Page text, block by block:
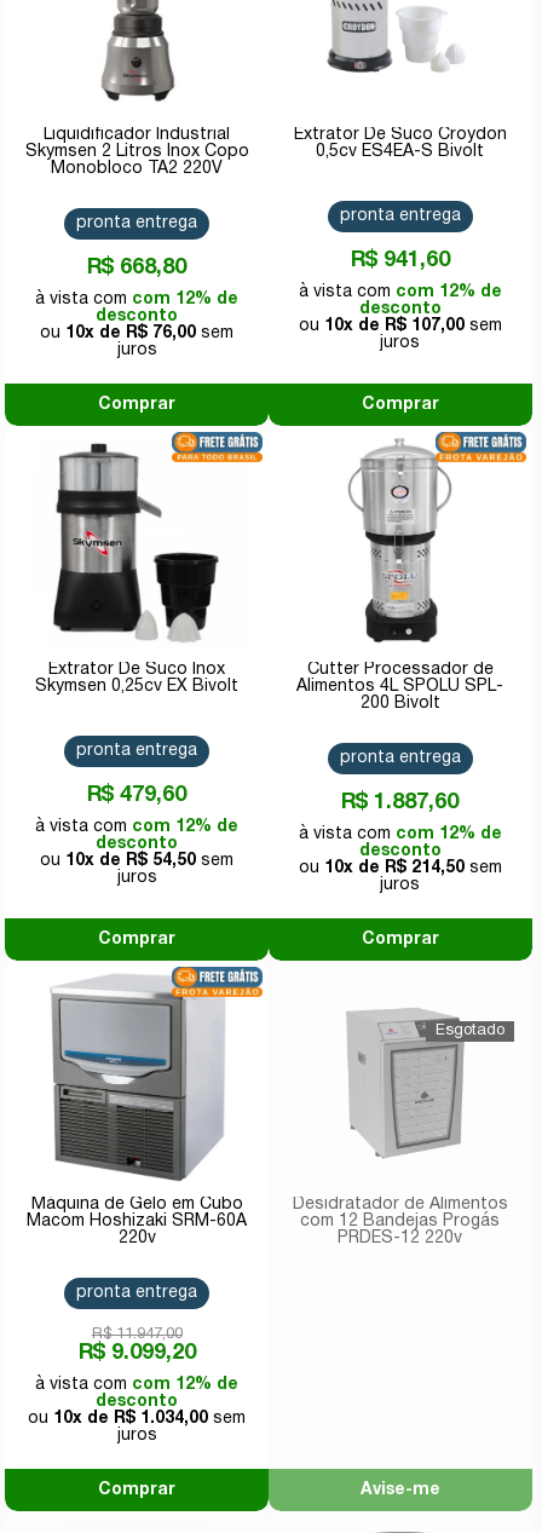
Liquidificador Industrial
Skymsen 2 Litros Inox Copo
Monobloco TA2 220V
R$ 668,80
com 12% de
desconto
10x de
R$ 76,00
pronta entrega
Comprar
Extrator De Suco Croydon
0,5cv ES4EA-S Bivolt
R$ 941,60
com 12% de
desconto
10x de
R$ 107,00
pronta entrega
Comprar
Extrator De Suco Inox
Skymsen 0,25cv EX Bivolt
R$ 479,60
com 12% de
desconto
10x de
R$ 54,50
pronta entrega
Comprar
Cutter Processador de
Alimentos 4L SPOLU SPL-
200 Bivolt
R$ 1.887,60
com 12% de
desconto
10x de
R$ 214,50
pronta entrega
Comprar
Máquina de Gelo em Cubo
Macom Hoshizaki SRM-60A
220v
R$ 9.099,20
com 12% de
desconto
R$ 11.947,00
10x de R$ 1.034,00
pronta entrega
Comprar
Desidratador de Alimentos
com 12 Bandejas Progás
PRDES-12 220v
Avise-me